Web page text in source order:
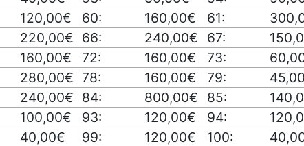
120,00€ 60: 160,00€ 61:
220,00€ 66: 240,00€ 67:
160,00€ 72: 160,00€ 73:
280,00€ 78: 160,00€ 79:
240,00€ 84: 800,00€ 85:
100,00€ 93: 120,00€ 94:
40,00€ 99: 120,00€ 100: